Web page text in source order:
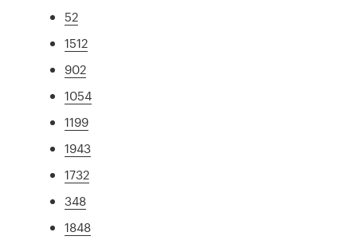
52
1512
902
1054
1199
1943
1732
348
1848